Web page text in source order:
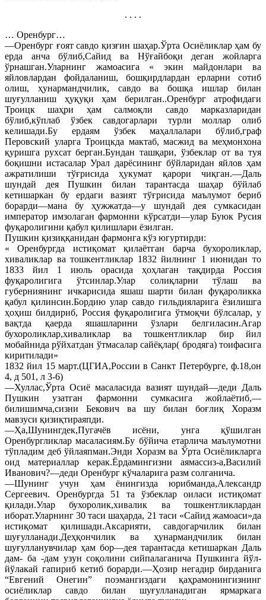
. . . .
… Оренбург…
—Оренбург ғоят савдо қизғин шаҳар.Ўрта Осиёликлар ҳам бу
ерда анча бўлиб,Сайид ва Нўғайбоқи деган жойларга
ўрнашган.Уларнинг жамоасига « экин майдонлари ва
яйловлардан фойдаланиш, бошқирдлардан ерларни сотиб
олиш, ҳунармандчилик, савдо ва бошқа ишлар билан
шуғулланиш ҳуқуқи ҳам берилган..Оренбург атрофидаги
Троицк шаҳри ҳам салмоқли савдо марказларидан
бўлиб,кўплаб ўзбек савдогарлари турли моллар олиб
келишади.Бу ердаям ўзбек маҳаллалари бўлиб,граф
Перовский уларга Троицкда мактаб, масжид ва меҳмонхона
қуришга рухсат берган.Бундан ташқари, ўзбеклар от ва туя
боқишни истасалар Урал дарёсининг бўйларидан яйлов ҳам
ажратилиши тўғрисида ҳукумат қарори чиқган.—Даль
шундай дея Пушкин билан тарантасда шаҳар бўйлаб
кетишаркан бу ердаги вазият тўғрисида маълумот бериб
борарди—мана бу ҳужжатда—у шундай дея сумкасидан
император имзолаган фармонни кўрсатди—улар Буюк Русия
фуқаролигини қабул қилишлари ёзилган.
Пушкин қизиққанидан фармонга кўз югуртирди:
« Оренбургда истиқомат қилаётган барча бухороликлар,
хиваликлар ва тошкентликлар 1832 йилнинг 1 июнидан то
1833 йил 1 июль орасида ҳоҳлаган тақдирда Россия
фуқаролигига ўтсинлар.Улар солиқларни тўлаш ва
губерниянинг ичкарисида яшаш шарти билан фуқароликка
қабул қилинсин.Бордию улар савдо гильдияларига ёзилишга
ҳоҳиш билдириб, Россия фуқаролигига ўтмоқчи бўлсалар, у
вақтда қаерда яшашларини ўзлари белгиласин.Агар
бухороликлар,хиваликлар ва тошкентликлар бир йил
мобайнида рўйхатдан ўтмасалар сайёқлар( бродяга) тоифасига
киритилади»
1832 йил 15 март.(ЦГИА,России в Санкт Петербурге, ф.18,он
4, д 501, л 3-6)
—Хуллас,Ўрта Осиё масаласида вазият шундай—деди Даль
Пушкин узатган фармонни сумкасига жойлаётиб,—
билишимча,сизни Бекович ва шу билан боғлиқ Хоразм
мавзуси қизиқтираяпди.
—Ҳа,Шунингдек,Пугачёв исёни, унга қўшилган
Оренбургликлар масаласиям.Бу бўйича етарлича маълумотни
тўпладим деб ўйлаяпман.Энди Хоразм ва Ўрта Осиёликларга
оид материаллар керак.Ёрдамингизни аямассиз-а,Василий
Иванович?—деди Оренбург кўчаларига разм солганича.
—Шунинг учун ҳам ёнингизда юрибманда,Александр
Сергеевич. Оренбургда 51 та ўзбеклар оиласи истиқомат
қилади.Улар бухоролик,хивалик ва тошкентликлардан
иборат.Уларнинг 30 таси шаҳарда, 21 таси «Сайид жамоаси»да
истиқомат қилишади.Аксарияти, савдогарчилик билан
шуғулланади.Деҳқончилик ва ҳунармандчилик билан
шуғулланувчилар ҳам бор—дея тарантасда кетишаркан Даль
дам- ба -дам узун соқолини сийпалаганича Пушкинга йўл-
йўлакай гапириб кетиб борарди.—Ҳозир негадир бирданига
“Евгений Онегин” поэмангиздаги қаҳрамонингизнинг
осиёликлар савдо билан шуғулланадиган ярмаркага